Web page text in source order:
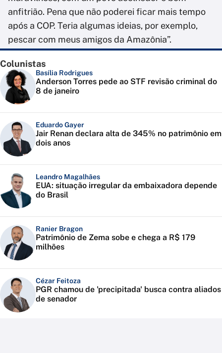
anfitrião. Pena que não poderei ficar mais tempo
após a COP. Teria algumas ideias, por exemplo,
pescar com meus amigos da Amazônia”.
Colunistas
Basília Rodrigues
Anderson Torres pede ao STF revisão criminal do
8 de janeiro
Eduardo Gayer
Jair Renan declara alta de 345% no patrimônio em
dois anos
Leandro Magalhães
EUA: situação irregular da embaixadora depende
do Brasil
Ranier Bragon
Patrimônio de Zema sobe e chega a R$ 179
milhões
Cézar Feitoza
PGR chamou de 'precipitada' busca contra aliados
de senador